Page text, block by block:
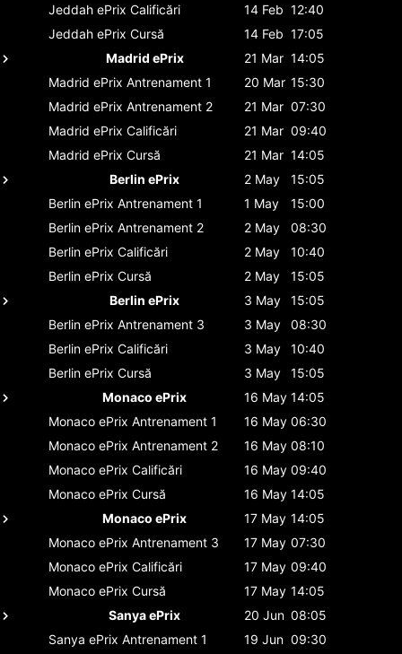
Jeddah ePrix Calificări 14 Feb 12:40
Jeddah ePrix Cursă 14 Feb 17:05
Madrid ePrix
21 Mar 14:05
Madrid ePrix Antrenament 1 20 Mar 15:30
Madrid ePrix Antrenament 2 21 Mar 07:30
Madrid ePrix Calificări 21 Mar 09:40
Madrid ePrix Cursă 21 Mar 14:05
Berlin ePrix
2 May
15:05
Berlin ePrix Antrenament 1 1 May
15:00
Berlin ePrix Antrenament 2 2 May
08:30
Berlin ePrix Calificări 2 May
10:40
Berlin ePrix Cursă 2 May
15:05
Berlin ePrix
3 May
15:05
Berlin ePrix Antrenament 3 3 May
08:30
Berlin ePrix Calificări 3 May
10:40
Berlin ePrix Cursă 3 May
15:05
Monaco ePrix
16 May 14:05
Monaco ePrix Antrenament 1 16 May 06:30
Monaco ePrix Antrenament 2 16 May 08:10
Monaco ePrix Calificări 16 May 09:40
Monaco ePrix Cursă 16 May 14:05
Monaco ePrix
17 May 14:05
Monaco ePrix Antrenament 3 17 May 07:30
Monaco ePrix Calificări 17 May 09:40
Monaco ePrix Cursă 17 May 14:05
Sanya ePrix
20 Jun 08:05
Sanya ePrix Antrenament 1 19 Jun 09:30